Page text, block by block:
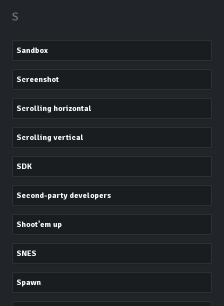
S
Sandbox
Screenshot
Scrolling horizontal
Scrolling vertical
SDK
Second-party developers
Shoot'em up
SNES
Spawn